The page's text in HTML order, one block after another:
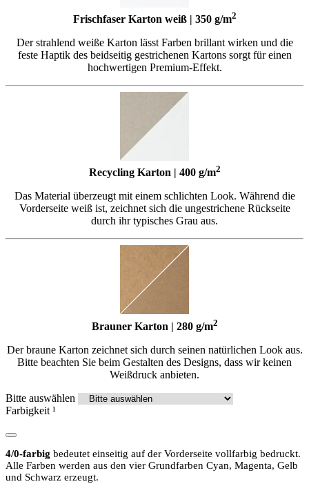
Frischfaser Karton weiß | 350 g/m2
Der strahlend weiße Karton lässt Farben brillant wirken und die
feste Haptik des beidseitig gestrichenen Kartons sorgt für einen
hochwertigen Premium-Effekt.
Recycling Karton | 400 g/m2
Das Material überzeugt mit einem schlichten Look. Während die
Vorderseite weiß ist, zeichnet sich die ungestrichene Rückseite
durch ihr typisches Grau aus.
Brauner Karton | 280 g/m2
Der braune Karton zeichnet sich durch seinen natürlichen Look aus.
Bitte beachten Sie beim Gestalten des Designs, dass wir keinen
Weißdruck anbieten.
Bitte auswählen
Farbigkeit ¹
4/0-farbig bedeutet einseitig auf der Vorderseite vollfarbig bedruckt.
Alle Farben werden aus den vier Grundfarben Cyan, Magenta, Gelb
und Schwarz erzeugt.